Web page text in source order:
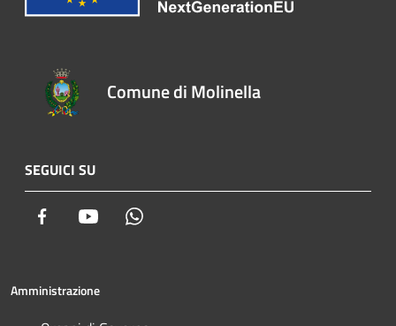
Comune di Molinella
SEGUICI SU
Facebook Youtube
Amministrazione